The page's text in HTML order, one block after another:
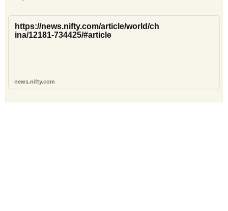
https://news.nifty.com/article/world/ch
ina/12181-734425/#article
news.nifty.com